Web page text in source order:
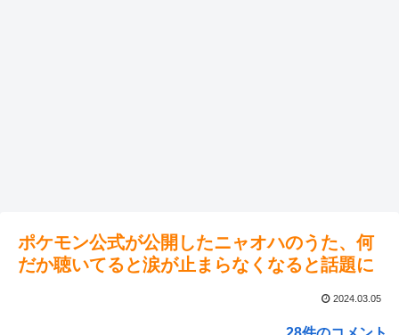
ポケモン公式が公開したニャオハのうた、何
だか聴いてると涙が止まらなくなると話題に
2024.03.05